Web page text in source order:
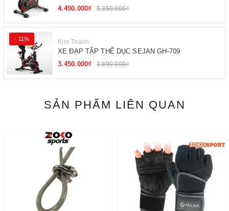
TỪ
4.490.000₫ 5.350.000₫
- 11% Kim Thành
XE ĐẠP TẬP THỂ DỤC SEJAN GH-709
3.450.000₫
3.890.000₫
SẢN PHẨM LIÊN QUAN